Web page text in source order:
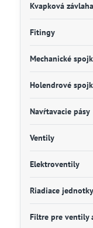
Kvapková
Fitingy
Mechanické
Holendrové
Navŕtavacie pásy
Ventily
Elektroventily
Riadiace
Filtre pre ventily